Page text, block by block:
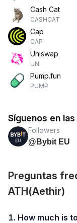
Cash Cat
CASHCAT
Cap
CAP
Uniswap
UNI
Pump.fun
PUMP
Síguenos en
Followers
@Bybit EU
Preguntas
ATH(Aethir)
1.